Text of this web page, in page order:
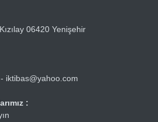
06420 Yenişehir
iktibas@yahoo.com
: